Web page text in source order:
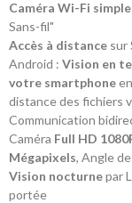
Caméra Wi-Fi
Sans-fil"
Accès à distance sur
Android : Vision en
votre smartphone
distance des fichiers
Communication
Caméra Full HD
Mégapixels, Angle
Vision nocturnepar
portée